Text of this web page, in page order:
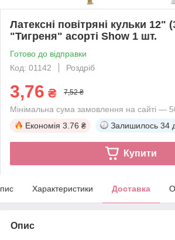
Латексні повітряні кульки 12"
"Тигреня" асорті Show 1 шт.
Готово до відправки
Код: 01142
Роздріб
3,76 ₴ 7,52 ₴
Мінімальна сума замовлення на сайті —
Економія 3.76 ₴ Залишилось 34
Купити
Характеристики Доставка
Опис